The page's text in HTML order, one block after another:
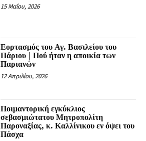
15 Μαΐου, 2026
Εορτασμός του Αγ. Βασιλείου του
Πάριου | Πού ήταν η αποικία των
Παριανών
12 Απριλίου, 2026
Ποιμαντορική εγκύκλιος
σεβασμιώτατου Μητροπολίτη
Παροναξίας, κ. Καλλίνικου εν όψει του
Πάσχα